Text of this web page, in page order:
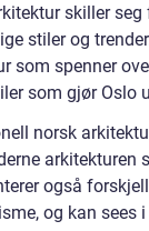
skiller seg
stiler og
som spenner
som gjør Oslo
norsk
arkitekturen
også
og kan sees